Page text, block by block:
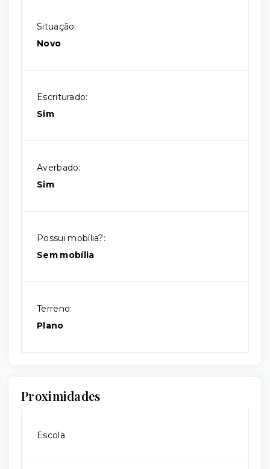
Situação:
Novo
Escriturado:
Sim
Averbado:
Sim
Possui mobília?:
Sem mobília
Terreno:
Plano
Proximidades
Escola